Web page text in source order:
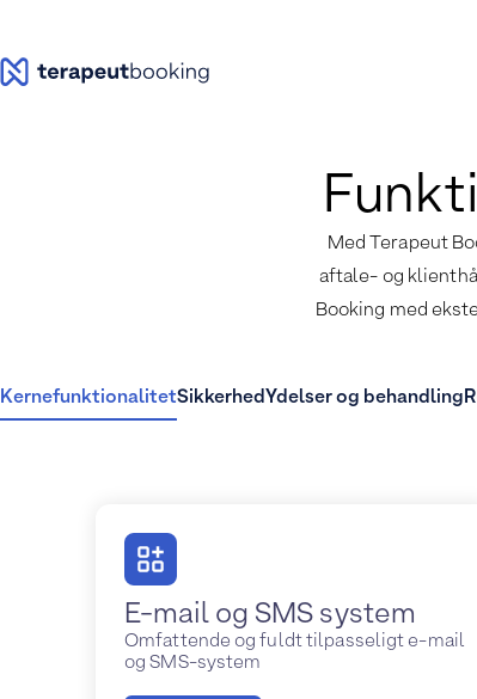
Med Terapeut
aftale- og
Booking med
KernefunktionalitetSikkerhedYdelser og behandling
E-mail og SMS system
Omfattende og fuldt tilpasseligt e-mail
og SMS-system